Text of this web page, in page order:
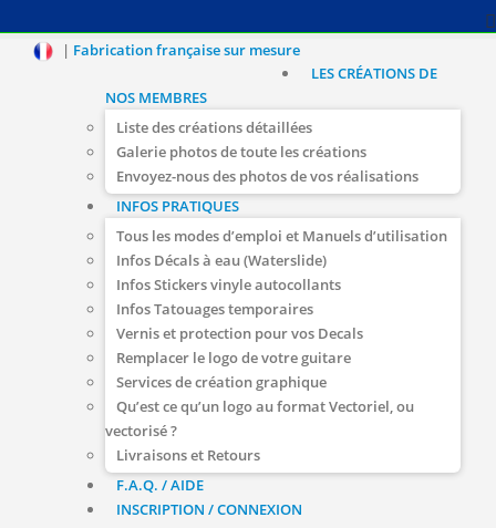
| Fabrication française sur mesure
LES CRÉATIONS DE
NOS MEMBRES
Liste des créations détaillées
Galerie photos de toute les créations
Envoyez-nous des photos de vos réalisations
INFOS PRATIQUES
Tous les modes d’emploi et Manuels d’utilisation
Infos Décals à eau (Waterslide)
Infos Stickers vinyle autocollants
Infos Tatouages temporaires
Vernis et protection pour vos Decals
Remplacer le logo de votre guitare
Services de création graphique
Qu’est ce qu’un logo au format Vectoriel, ou
vectorisé ?
Livraisons et Retours
F.A.Q. / AIDE
INSCRIPTION / CONNEXION